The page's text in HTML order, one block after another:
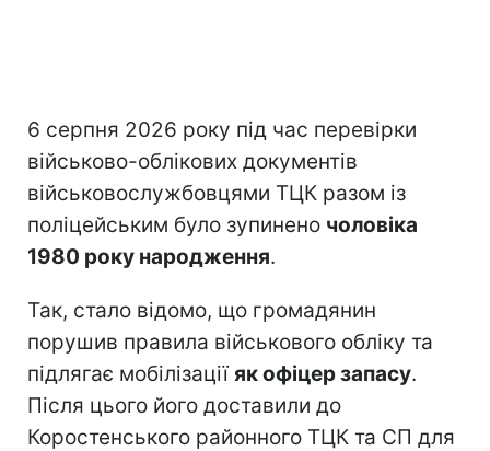
6 серпня 2026 року під час перевірки
військово-облікових документів
військовослужбовцями ТЦК разом із
поліцейським було зупинено чоловіка
1980 року народження.
Так, стало відомо, що громадянин
порушив правила військового обліку та
підлягає мобілізаціїяк офіцер запасу.
Після цього його доставили до
Коростенського районного ТЦК та СП для